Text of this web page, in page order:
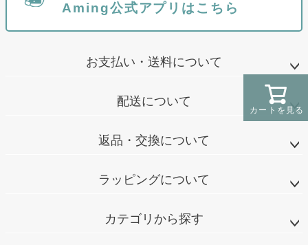
カートを見る
Aming公式アプリはこちら
お支払い・送料について
配送について
返品・交換について
ラッピングについて
カテゴリから探す